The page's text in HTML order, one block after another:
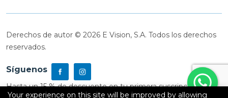
Derechos de autor © 2026 E Vision, S.A. Todos los derechos
reservados.
Síguenos
Hasta un 15 % de descuento en tu primera suscripción
Your experience on this site will be improved by allowing